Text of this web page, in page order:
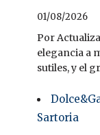
01/08/2026
Por
elegancia a
sutiles, y el
Sartoria